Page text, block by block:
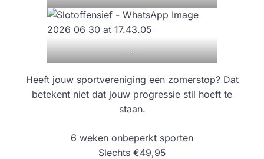
.
Heeft jouw sportvereniging een zomerstop? Dat
betekent niet dat jouw progressie stil hoeft te
staan.
6 weken onbeperkt sporten
Slechts €49,95